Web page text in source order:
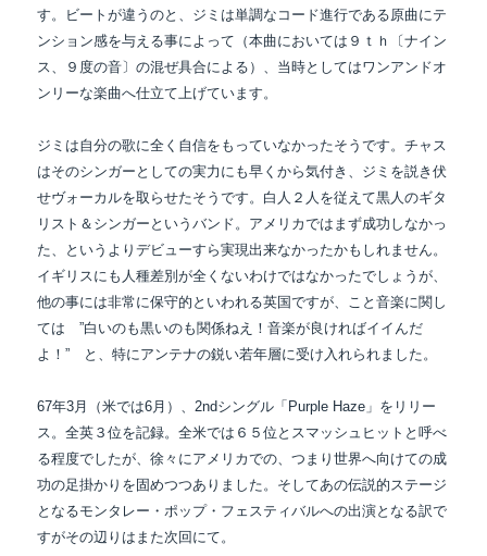
す。ビートが違うのと、ジミは単調なコード進行である原曲にテ
ンション感を与える事によって（本曲においては９ｔｈ〔ナイン
ス、９度の音〕の混ぜ具合による）、当時としてはワンアンドオ
ンリーな楽曲へ仕立て上げています。
ジミは自分の歌に全く自信をもっていなかったそうです。チャス
はそのシンガーとしての実力にも早くから気付き、ジミを説き伏
せヴォーカルを取らせたそうです。白人２人を従えて黒人のギタ
リスト＆シンガーというバンド。アメリカではまず成功しなかっ
た、というよりデビューすら実現出来なかったかもしれません。
イギリスにも人種差別が全くないわけではなかったでしょうが、
他の事には非常に保守的といわれる英国ですが、こと音楽に関し
ては ”白いのも黒いのも関係ねえ！音楽が良ければイイんだ
よ！” と、特にアンテナの鋭い若年層に受け入れられました。
67年3月（米では6月）、2ndシングル「Purple Haze」をリリー
ス。全英３位を記録。全米では６５位とスマッシュヒットと呼べ
る程度でしたが、徐々にアメリカでの、つまり世界へ向けての成
功の足掛かりを固めつつありました。そしてあの伝説的ステージ
と なるモンタレー・ポップ・フェスティバルへの出演となる訳で
すがその辺りはまた次回にて。